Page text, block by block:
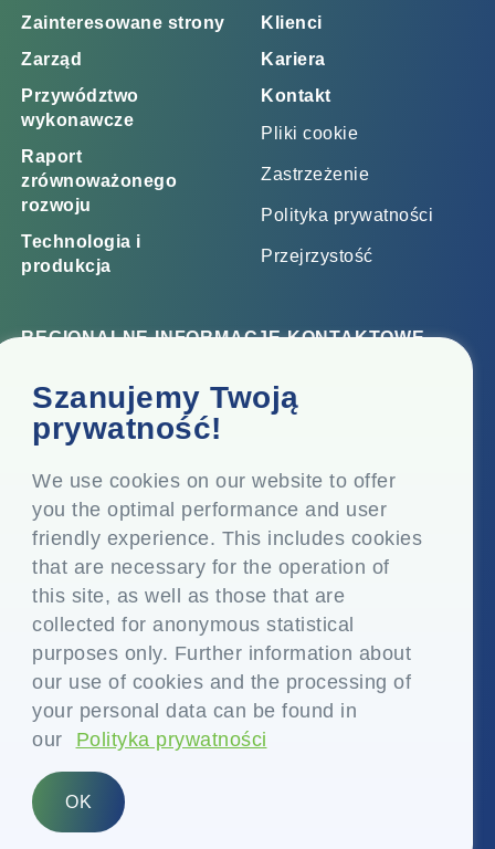
Szanujemy Twoją
prywatność!
We use cookies on our website to offer
you the optimal performance and user
friendly experience. This includes cookies
that are necessary for the operation of
this site, as well as those that are
collected for anonymous statistical
purposes only. Further information about
our use of cookies and the processing of
your personal data can be found in
our
Polityka prywatności
OK
Zainteresowane strony
Zarząd
Przywództwo
wykonawcze
Raport
zrównoważonego
rozwoju
Technologia i
produkcja
Klienci
Kariera
Kontakt
Pliki cookie
Zastrzeżenie
Polityka prywatności
Przejrzystość
REGIONALNE INFORMACJE KONTAKTOWE
Biuro korporacyjne
Top Floor, Times Tower, Kamala City, Senapati Bapat
Marg, Lower Parel, Mumbai - 400 013, Maharashtra,
Siedziba
P.O. Vasind, Taluka Shahapur, Dist. Thane - 421 604,
Maharashtra Indie
+91-22-24819000
info@eplglobal.com
Polish
Prawa autorskie © 2026- EPL Limited